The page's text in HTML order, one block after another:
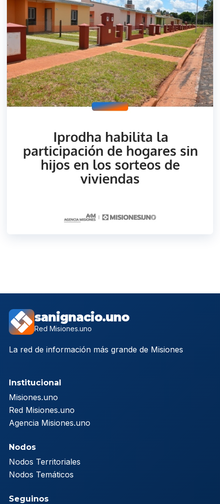
sanignacio.uno
Red Misiones.uno
La red de información más grande de Misiones
Institucional
Misiones.uno
Red Misiones.uno
Agencia Misiones.uno
Nodos
Nodos Territoriales
Nodos Temáticos
Seguinos